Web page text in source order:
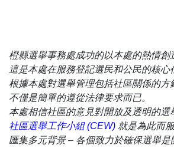
橙縣選舉事務處成功的以本處的熱情創
這是本處在服務登記選民和公民的核心
根據本處對選舉管理包括社區關係的方
不僅是簡單的遵從法律要求而已。
本處相信社區的意見對開放及透明的選
社區選舉工作小組 (CEW) 就是為此而
匯集多元背景 – 各個致力於確保選舉是